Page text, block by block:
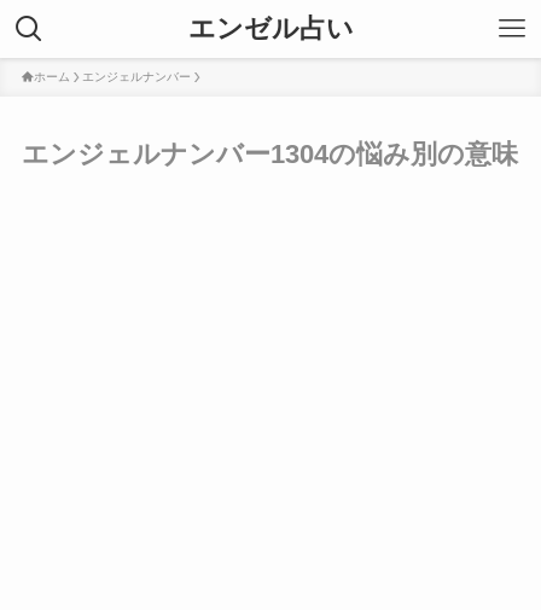
エンゼル占い
ホーム エンジェルナンバー
エンジェルナンバー1304の悩み別の意味